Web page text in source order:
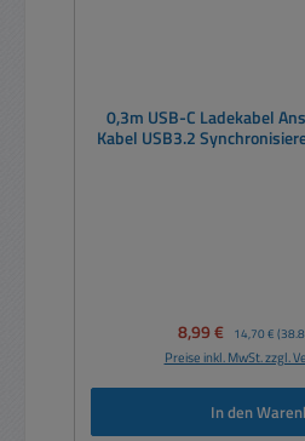
0,3m USB-C Ladekabel
Kabel USB3.2
Verkaufspreis:
8,99 € Regulärer
14,70 €
Preise inkl. MwSt. zzgl.
In den